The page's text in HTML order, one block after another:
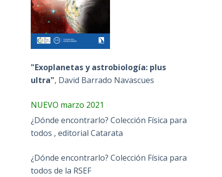
"Exoplanetas y astrobiología: plus
ultra", David Barrado Navascues
NUEVO marzo 2021
¿Dónde encontrarlo? Colección Física para
todos , editorial Catarata
¿Dónde encontrarlo? Colección Física para
todos de la RSEF